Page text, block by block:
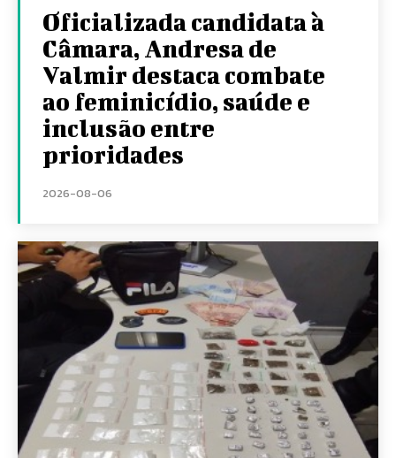
Oficializada candidata à
Câmara, Andresa de
Valmir destaca combate
ao feminicídio, saúde e
inclusão entre
prioridades
2026-08-06